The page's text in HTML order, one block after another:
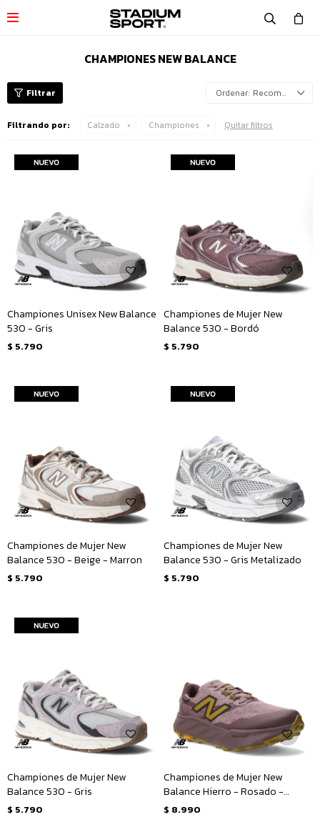

CHAMPIONES NEW BALANCE
Recomendados
Filtrando por: Calzado Championes Quitar filtros
Championes Unisex New Balance
530 - Gris
$ 5.790
Championes de Mujer New
Balance 530 - Bordó
$ 5.790
Championes de Mujer New
Balance 530 - Beige - Marron
$ 5.790
Championes de Mujer New
Balance 530 - Gris Metalizado
$ 5.790
Championes de Mujer New
Balance 530 - Gris
$ 5.790
Championes de Mujer New
Balance Hierro - Rosado -
Amarillo Mostaza
$ 8.990